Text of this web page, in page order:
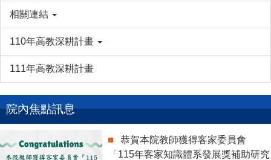
相關連結
110年高教深耕計畫
111年高教深耕計畫
院內焦點訊息
恭賀本院教師獲得客家委員會
「115年客家知識體系發展獎補助研究